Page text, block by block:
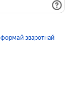
формай зваротнай